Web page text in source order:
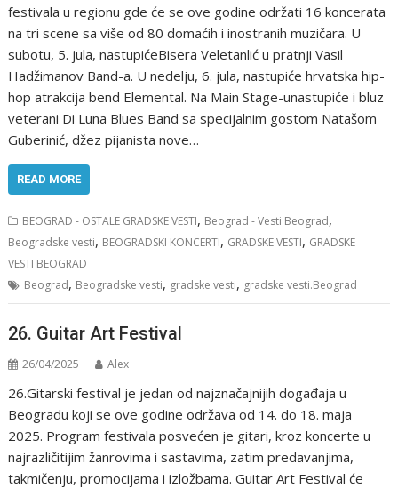
festivala u regionu gde će se ove godine održati 16 koncerata
na tri scene sa više od 80 domaćih i inostranih muzičara. U
subotu, 5. jula, nastupićeBisera Veletanlić u pratnji Vasil
Hadžimanov Band-a. U nedelju, 6. jula, nastupiće hrvatska hip-
hop atrakcija bend Elemental. Na Main Stage-unastupiće i bluz
veterani Di Luna Blues Band sa specijalnim gostom Natašom
Guberinić, džez pijanista nove…
READ MORE
BEOGRAD - OSTALE GRADSKE VESTI, Beograd - Vesti Beograd,
Beogradske vesti, BEOGRADSKI KONCERTI, GRADSKE VESTI, GRADSKE
VESTI BEOGRAD
Beograd, Beogradske vesti, gradske vesti, gradske vesti.Beograd
26. Guitar Art Festival
26/04/2025 Alex
26.Gitarski festival je jedan od najznačajnijih događaja u
Beogradu koji se ove godine održava od 14. do 18. maja
2025. Program festivala posvećen je gitari, kroz koncerte u
najrazličitijim žanrovima i sastavima, zatim predavanjima,
takmičenju, promocijama i izložbama. Guitar Art Festival će